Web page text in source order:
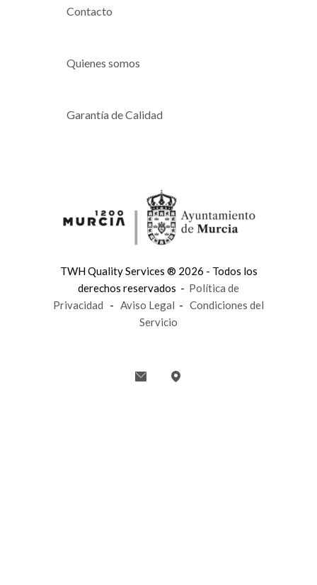
Contacto
Quienes somos
Garantía de Calidad
TWH Quality Services ® 2026 - Todos los
derechos reservados - Política de
Privacidad - Aviso Legal - Condiciones del
Servicio